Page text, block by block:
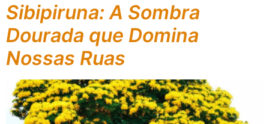
Sibipiruna: A Sombra
Dourada que Domina
Nossas Ruas